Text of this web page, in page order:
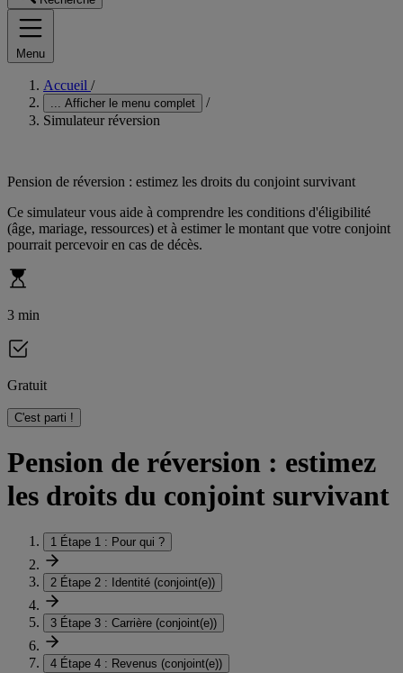
Menu
Accueil /
Afficher le menu complet
/
Simulateur réversion
Pension de réversion : estimez les droits du conjoint survivant
Ce simulateur vous aide à comprendre les conditions d'éligibilité
(âge, mariage, ressources) et à estimer le montant que votre conjoint
pourrait percevoir en cas de décès.
3 min
Gratuit
C'est parti !
Pension de réversion : estimez
les droits du conjoint survivant
1 Étape 1 : Pour qui ?
2 Étape 2 : Identité (conjoint(e))
3 Étape 3 : Carrière (conjoint(e))
4 Étape 4 : Revenus (conjoint(e))